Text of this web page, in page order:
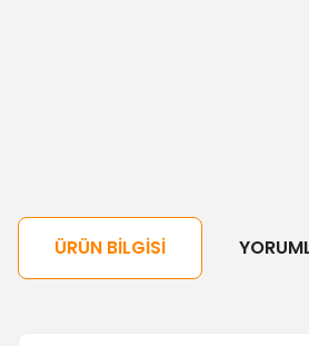
ÜRÜN BILGISI